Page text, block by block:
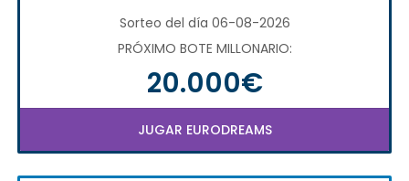
Sorteo del día 06-08-2026
PRÓXIMO BOTE MILLONARIO:
20.000€
JUGAR EURODREAMS